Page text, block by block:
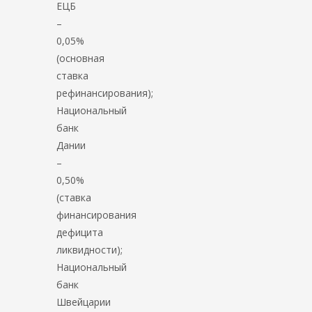
ЕЦБ
–
0,05%
(основная
ставка
рефинансирования);
Национальный
банк
Дании
–
0,50%
(ставка
финансирования
дефицита
ликвидности);
Национальный
банк
Швейцарии